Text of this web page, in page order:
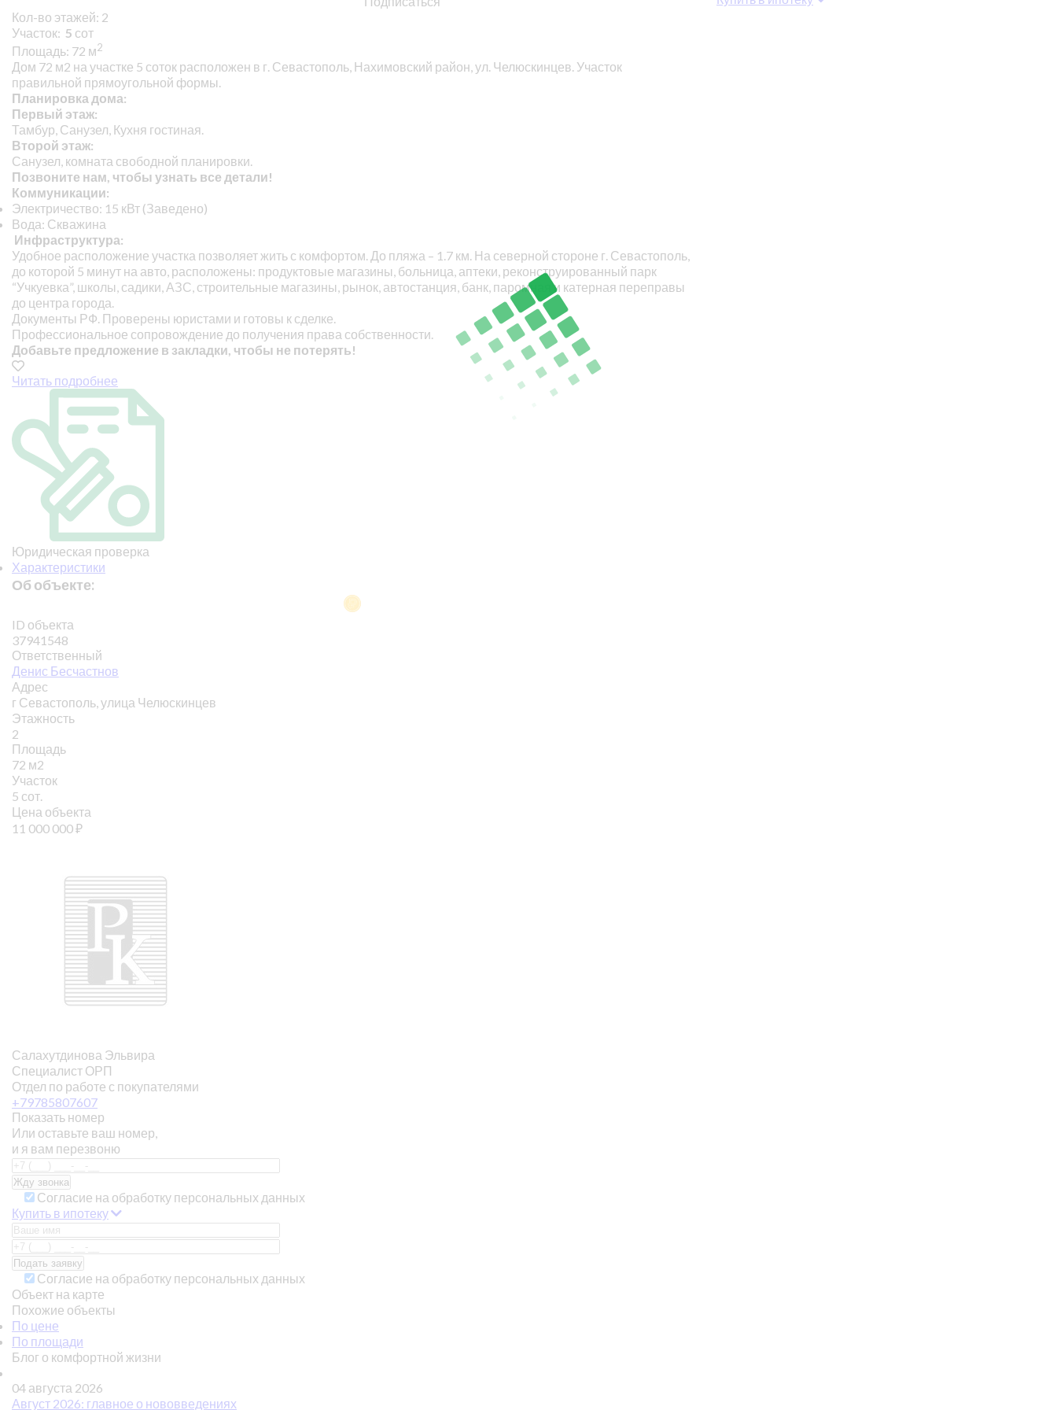
Кол-во этажей: 2
Участок: 5 сот
Площадь: 72 м2
Дом 72 м2 на участке 5 соток расположен в г. Севастополь, Нахимовский район, ул. Челюскинцев. Участок
правильной прямоугольной формы.
Планировка дома:
Первый этаж:
Тамбур, Санузел, Кухня гостиная.
Второй этаж:
Санузел, комната свободной планировки.
Позвоните нам, чтобы узнать все детали!
Коммуникации:
Электричество: 15 кВт (Заведено)
Вода: Скважина
Инфраструктура:
Удобное расположение участка позволяет жить с комфортом. До пляжа – 1.7 км. На северной стороне г. Севастополь,
до которой 5 минут на авто, расположены: продуктовые магазины, больница, аптеки, реконструированный парк
“Учкуевка”, школы, садики, АЗС, строительные магазины, рынок, автостанция, банк, паромная и катерная переправы
до центра города.
Документы РФ. Проверены юристами и готовы к сделке.
Профессиональное сопровождение до получения права собственности.
Добавьте предложение в закладки, чтобы не потерять!
Читать подробнее
Юридическая проверка
Характеристики
Об объекте:
ID объекта
37941548
Ответственный
Денис Бесчастнов
Адрес
г Севастополь, улица Челюскинцев
Этажность
2
Площадь
72 м2
Участок
5 сот.
Цена объекта
11 000 000₽
Салахутдинова Эльвира
Специалист ОРП
Отдел по работе с покупателями
+79785807607
Показать номер
Или оставьте ваш номер,
и я вам перезвоню
Согласие на обработку персональных данных
Купить в ипотеку
Согласие на обработку персональных данных
Объект на карте
Похожие объекты
По цене
По площади
Блог о комфортной жизни
04 августа 2026
Август 2026: главное о нововведениях